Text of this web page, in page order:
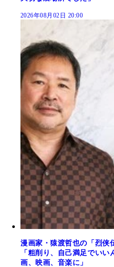
2026年08月02日 20:00
漫画家・猿渡哲也の「烈
「粗削り、自己満足でい
画、映画、音楽に」